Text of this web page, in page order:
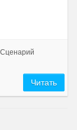
Сценарий
Читать